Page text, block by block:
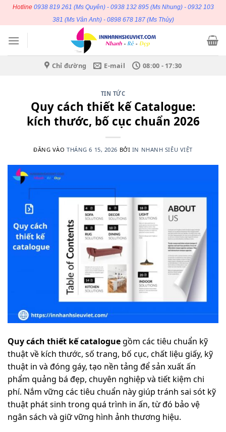
dung
Hotline 0938 819 261 (Ms Quyên) - 0938 132 895(Ms Nhung) - 0932 103
381 (Ms Vân Anh) - 0898 678 187(Ms Thủy)
Chỉ đường E-mail 08:00 - 17:30
TIN TỨC
Quy cách thiết kế Catalogue:
kích thước, bố cục chuẩn 2026
ĐĂNG VÀOTHÁNG 6 15, 2026 BỞI IN NHANH SIÊU VIỆT
Quy cách thiết kế cataloguegồm các tiêu chuẩn kỹ
thuật về kích thước, số trang, bố cục, chất liệu giấy, kỹ
thuật in và đóng gáy, tạo nền tảng để sản xuất ấn
phẩm quảng bá đẹp, chuyên nghiệp và tiết kiệm chi
phí. Nắm vững các tiêu chuẩn này giúp tránh sai sót kỹ
thuật phát sinh trong quá trình in ấn, từ đó bảo vệ
ngân sách và giữ vững hình ảnh thương hiệu.